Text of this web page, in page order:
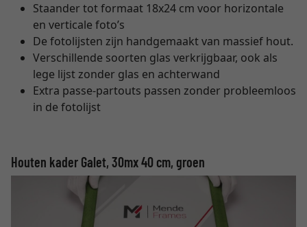
Staander tot formaat 18x24 cm voor horizontale
en verticale foto’s
De fotolijsten zijn handgemaakt van massief hout.
Verschillende soorten glas verkrijgbaar, ook als
lege lijst zonder glas en achterwand
Extra passe-partouts passen zonder probleemloos
in de fotolijst
Houten kader Galet, 30mx 40 cm, groen